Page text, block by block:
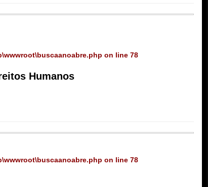
on line78
Humanos
on line78